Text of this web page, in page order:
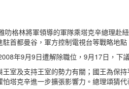
叻格林將軍領導的軍隊乘塔克辛總理
首都曼谷，軍方控制電視台等戰略地
年9月9日遭解除職位，9月17日，
室及支持王室的勢力有關；國王為保
塔克辛進一步擴張影響力。總理頌猜